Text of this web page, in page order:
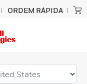
ORDEM RÁPIDA